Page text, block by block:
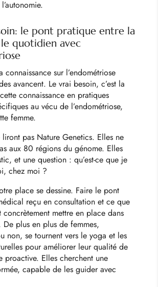
le pont pratique entre la
quotidien avec
connaissance sur l’endométriose
avancent. Le vrai besoin, c’est la
connaissance en pratiques
au vécu de l’endométriose,
femme.
liront pas Nature Genetics. Elles ne
aux 80 régions du génome. Elles
et une question : qu’est-ce que je
chez moi ?
place se dessine. Faire le pont
reçu en consultation et ce que
concrètement mettre en place dans
plus en plus de femmes,
non, se tournent vers le yoga et les
pour améliorer leur qualité de
proactive. Elles cherchent une
capable de les guider avec